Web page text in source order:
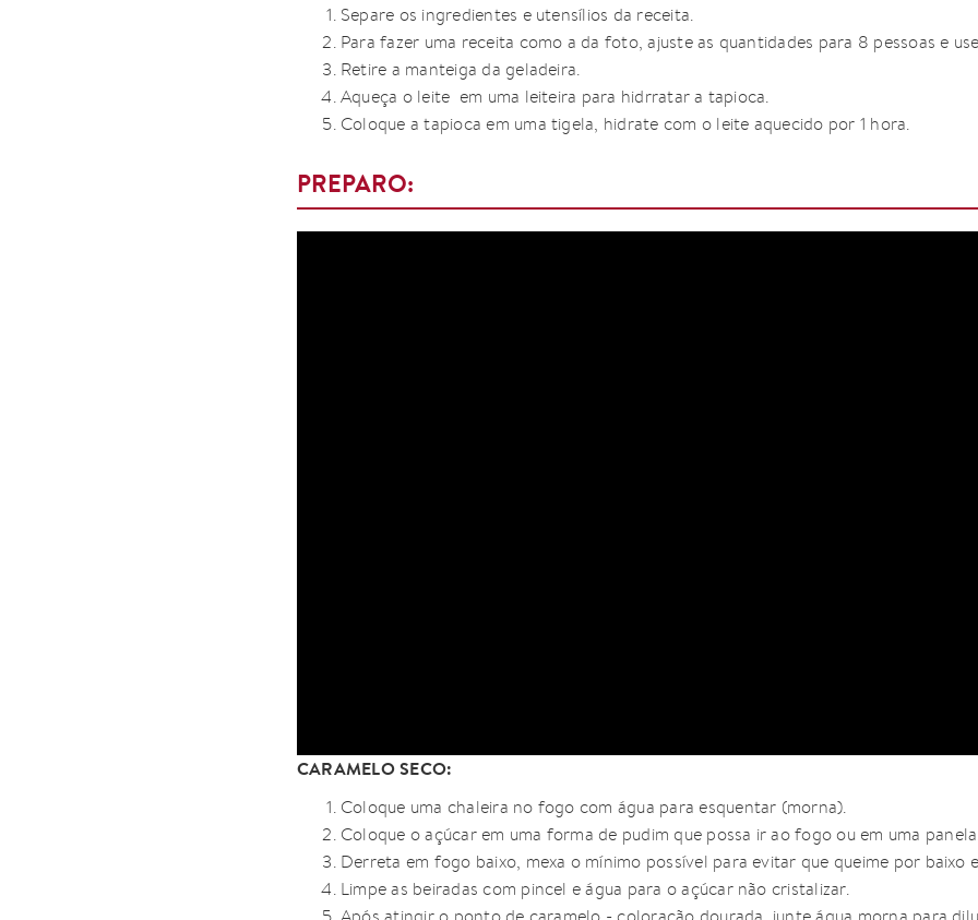
Separe os ingredientes e utensílios da receita.
Para fazer uma receita como a da foto, ajuste as quantidades para 8 pessoas e
Retire a manteiga da geladeira.
Aqueça o leite em uma leiteira para hidrratar a tapioca.
Coloque a tapioca em uma tigela, hidrate com o leite aquecido por 1 hora.
PREPARO:
CARAMELO SECO:
Coloque uma chaleira no fogo com água para esquentar (morna).
Coloque o açúcar em uma forma de pudim que possa ir ao fogo ou em uma
Derreta em fogo baixo, mexa o mínimo possível para evitar que queime por baixo
Limpe as beiradas com pincel e água para o açúcar não cristalizar.